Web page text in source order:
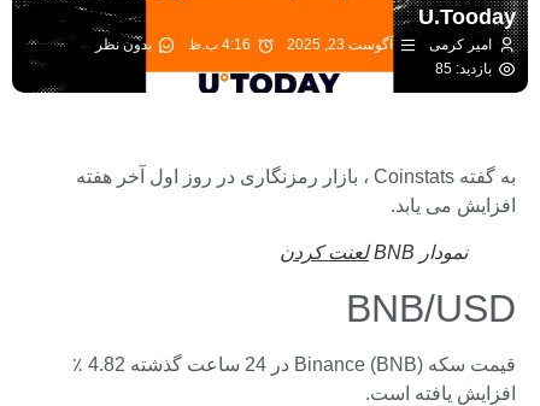
U.Tooday
امیر کرمی آگوست 23, 2025 4:16 ب.ظ
بدون نظر
بازدید: 85
به گفته Coinstats ، بازار رمزنگاری در روز اول آخر هفته
افزایش می یابد.
نمودار BNB لعنت کردن
BNB/USD
قیمت سکه Binance (BNB) در 24 ساعت گذشته 4.82 ٪
افزایش یافته است.